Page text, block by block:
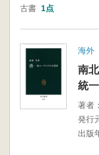
古書 1点
海外
南
統
著者：
発行
出版